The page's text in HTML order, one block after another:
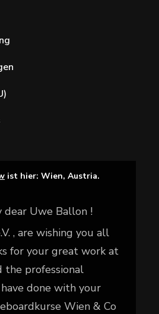
ist hier: Wien, Austria.
dear Uwe Ballon !
, are wishing you all
for your great work at
the professional
done with your
Wien & Co